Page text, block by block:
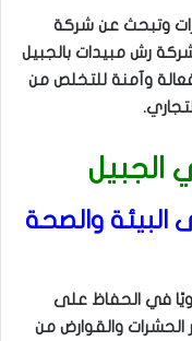
وتبحث عن شركة
رش مبيدات بالجبيل
وآمنة للتخلص من
الجبيل
البيئة والصحة
في الحفاظ على
الحشرات والقوارض من